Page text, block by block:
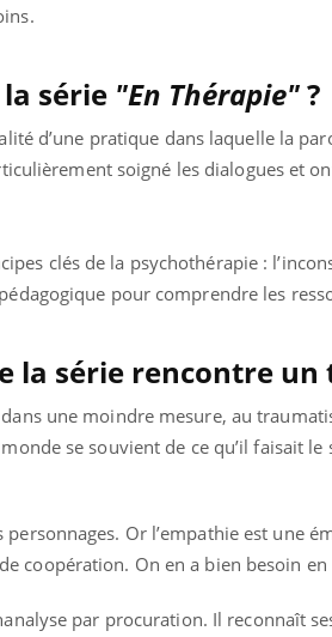
série "En Thérapie"?
d’une pratique dans laquelle la
soigné les dialogues et
clés de la psychothérapie :
pour comprendre les
la série rencontre un
une moindre mesure, au
se souvient de ce qu’il faisait
Or l’empathie est une
coopération. On en a bien besoin
par procuration. Il reconnaît
brouillard mental ou